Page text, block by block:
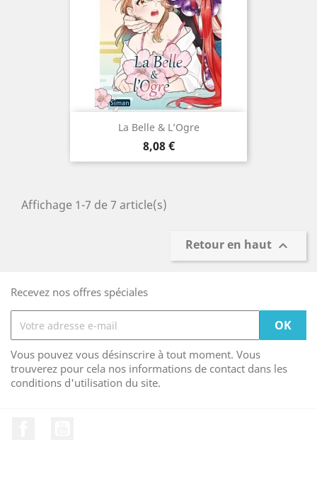
La Belle & L’Ogre
Prix
8,08 €
Affichage 1-7 de 7 article(s)
Retour en haut 
Recevez nos offres spéciales
Vous pouvez vous désinscrire à tout moment. Vous
trouverez pour cela nos informations de contact dans les
conditions d'utilisation du site.